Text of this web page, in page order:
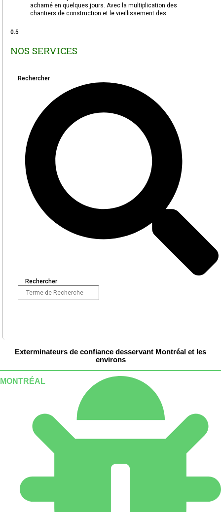
acharné en quelques jours. Avec la multiplication des
chantiers de construction et le vieillissement des
NOS SERVICES
Rechercher
Rechercher
Exterminateurs de confiance desservant Montréal et les
environs
MONTRÉAL